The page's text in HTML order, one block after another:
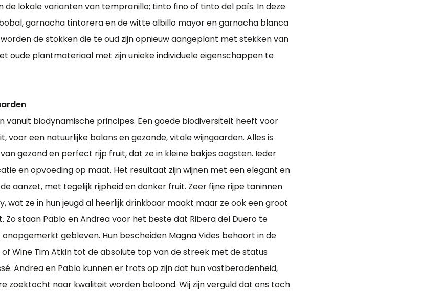
de lokale varianten van tempranillo; tinto fino of tinto del país. In deze
garnacha tintorera en de witte albillo mayor en garnacha blanca
de stokken die te oud zijn opnieuw aangeplant met stekken van
oude plantmateriaal met zijn unieke individuele eigenschappen te
vanuit biodynamische principes. Een goede biodiversiteit heeft voor
voor een natuurlijke balans en gezonde, vitale wijngaarden. Alles is
gezond en perfect rijp fruit, dat ze in kleine bakjes oogsten. Ieder
en opvoeding op maat. Het resultaat zijn wijnen met een elegant en
aanzet, met tegelijk rijpheid en donker fruit. Zeer fijne rijpe taninnen
wat ze in hun jeugd al heerlijk drinkbaar maakt maar ze ook een groot
staan Pablo en Andrea voor het beste dat Ribera del Duero te
gebleven. Hun bescheiden Magna Vides behoort in de
Wine Tim Atkin tot de absolute top van de streek met de status
Andrea en Pablo kunnen er trots op zijn dat hun vastberadenheid,
zoektocht naar kwaliteit worden beloond. Wij zijn verguld dat ons toch